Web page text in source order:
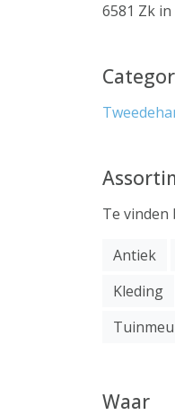
6581 Zk
Te vinden
Antiek
Kleding
Waar